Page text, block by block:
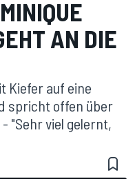
AN DIE
Kiefer auf eine
spricht offen über
"Sehr viel gelernt,